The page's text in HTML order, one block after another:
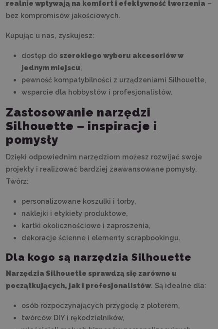
realnie wpływają na komfort i efektywność tworzenia –
bez kompromisów jakościowych.
Kupując u nas, zyskujesz:
dostęp do szerokiego wyboru akcesoriów w
jednym miejscu,
pewność kompatybilności z urządzeniami Silhouette,
wsparcie dla hobbystów i profesjonalistów.
Zastosowanie narzędzi
Silhouette – inspiracje i
pomysły
Dzięki odpowiednim narzędziom możesz rozwijać swoje
projekty i realizować bardziej zaawansowane pomysły.
Twórz:
personalizowane koszulki i torby,
naklejki i etykiety produktowe,
kartki okolicznościowe i zaproszenia,
dekoracje ścienne i elementy scrapbookingu.
Dla kogo są narzędzia Silhouette
Narzędzia Silhouette sprawdzą się zarówno u
początkujących, jak i profesjonalistów. Są idealne dla:
osób rozpoczynających przygodę z ploterem,
twórców DIY i rękodzielników,